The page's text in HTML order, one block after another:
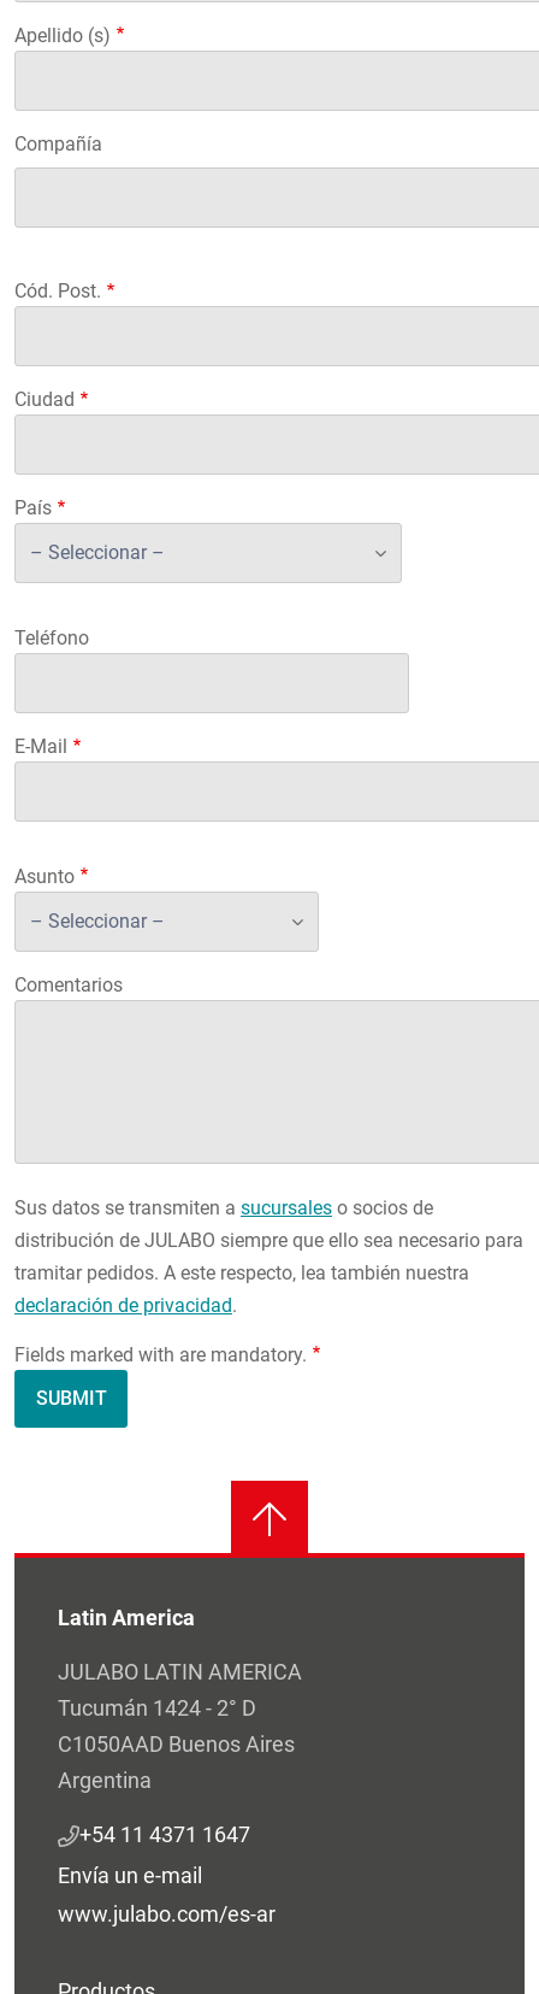
Apellido (s)
Compañía
Cód. Post.
Ciudad
País
Teléfono
E-Mail
Asunto
Comentarios
Sus datos se transmiten a sucursales o socios de
distribución de JULABO siempre que ello sea necesario para
tramitar pedidos. A este respecto, lea también nuestra
declaración de privacidad.
Fields marked with are mandatory.
Latin America
JULABO LATIN AMERICA
Tucumán 1424 - 2° D
C1050AAD Buenos Aires
Argentina
+54 11 4371 1647
Envía un e-mail
www.julabo.com/es-ar